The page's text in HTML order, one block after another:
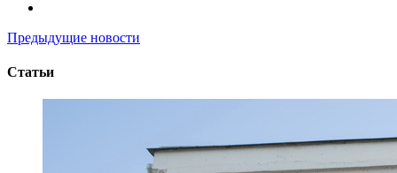
Предыдущие новости
Статьи